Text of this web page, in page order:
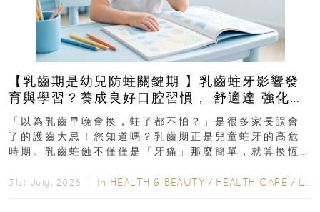
【乳齒期是幼兒防蛀關鍵期 】乳齒蛀牙影響發
育與學習？養成良好口腔習慣， 舒適達 強化琺
瑯質 兒童牙膏防護指南
「以為乳齒早晚會換，蛀了都不怕？」是很多家長誤會
了的護齒大忌！您知道嗎？乳齒期正是兒童蛀牙的高危
時期。乳齒蛀蝕不僅僅是「牙痛」那麼簡單，就算換恆
31st July, 2026 ｜ In HEALTH & BEAUTY / HEALTH CARE / LIFESTYLE